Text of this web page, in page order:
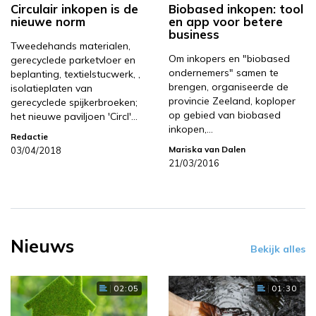
Circulair inkopen is de
nieuwe norm
Tweedehands materialen,
gerecyclede parketvloer en
beplanting, textielstucwerk, ,
isolatieplaten van
gerecyclede spijkerbroeken;
het nieuwe paviljoen 'Circl'…
Redactie
03/04/2018
Biobased inkopen: tool
en app voor betere
business
Om inkopers en "biobased
ondernemers" samen te
brengen, organiseerde de
provincie Zeeland, koploper
op gebied van biobased
inkopen,…
Mariska van Dalen
21/03/2016
Nieuws Bekijk alles
02:05 01:30